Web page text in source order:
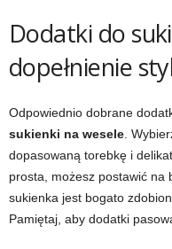
Dodatki do
dopełnienie
Odpowiednio dobrane
sukienki na wesele .
dopasowaną torebkę i
prosta, możesz postawić na
sukienka jest bogato
Pamiętaj, aby dodatki